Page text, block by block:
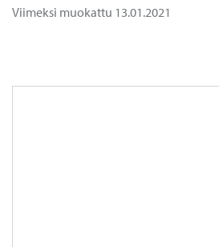
Viimeksi muokattu 13.01.2021